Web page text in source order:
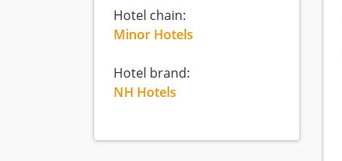
Hotel chain:
Minor Hotels
Hotel brand:
NH Hotels